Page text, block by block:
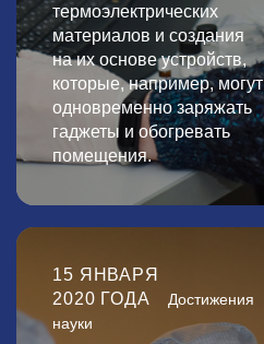
термоэлектрических
материалов и создания
на их основе устройств,
которые, например, могут
одновременно заряжать
гаджеты и обогревать
помещения.
15 ЯНВАРЯ
2020 ГОДА
Достижения
науки